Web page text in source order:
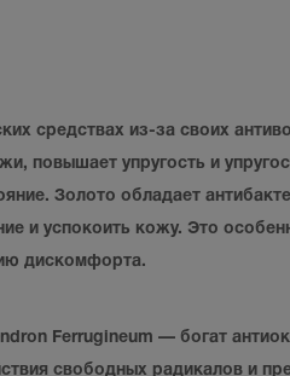
средствах из-за своих
повышает упругость и
Золото обладает
и успокоить кожу. Это
дискомфорта.
Ferrugineum — богат
свободных радикалов и